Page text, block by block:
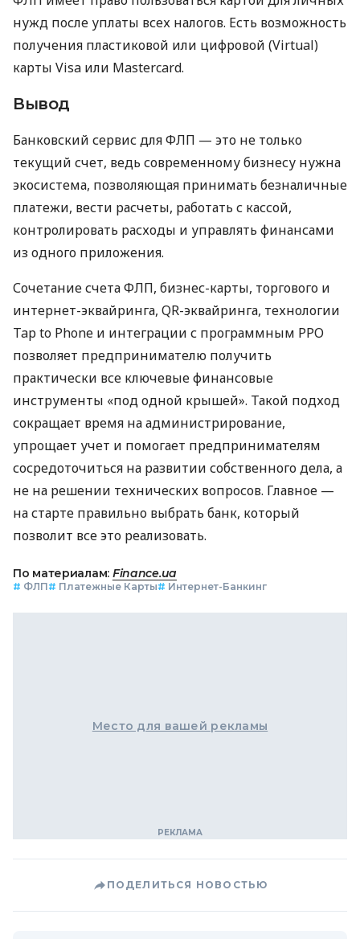
нужд после уплаты всех налогов. Есть возможность
получения пластиковой или цифровой (Virtual)
карты Visa или Mastercard.
Вывод
Банковский сервис для ФЛП — это не только
текущий счет, ведь современному бизнесу нужна
экосистема, позволяющая принимать безналичные
платежи, вести расчеты, работать с кассой,
контролировать расходы и управлять финансами
из одного приложения.
Сочетание счета ФЛП, бизнес-карты, торгового и
интернет-эквайринга, QR-эквайринга, технологии
Tap to Phone и интеграции с программным РРО
позволяет предпринимателю получить
практически все ключевые финансовые
инструменты «под одной крышей». Такой подход
сокращает время на администрирование,
упрощает учет и помогает предпринимателям
сосредоточиться на развитии собственного дела, а
не на решении технических вопросов. Главное —
на старте правильно выбрать банк, который
позволит все это реализовать.
По материалам: Finance.ua
# ФЛП# Платежные Карты# Интернет-Банкинг
Место для вашей рекламы
ПОДЕЛИТЬСЯ НОВОСТЬЮ